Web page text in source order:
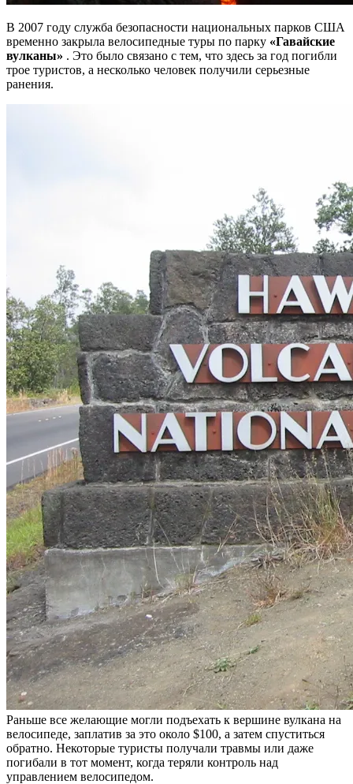
В 2007 году служба безопасности национальных парков США
временно закрыла велосипедные туры по парку «Гавайские
вулканы» . Это было связано с тем, что здесь за год погибли
трое туристов, а несколько человек получили серьезные
ранения.
Раньше все желающие могли подъехать к вершине вулкана на
велосипеде, заплатив за это около $100, а затем спуститься
обратно. Некоторые туристы получали травмы или даже
погибали в тот момент, когда теряли контроль над
управлением велосипедом.